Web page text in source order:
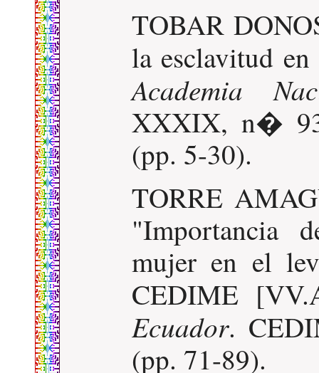
TOBAR
la esclavitud
Academia
XXXIX, n�
(pp. 5-30).
TORRE
"Importancia
mujer en el
CEDIME
Ecuador.
(pp. 71-89).